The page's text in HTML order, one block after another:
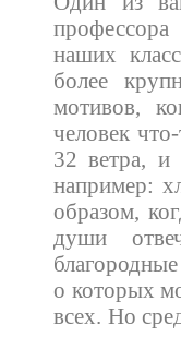
наших
более
мотивов,
человек
32 ветра, и
например:
образом,
души
о которых
всех. Но